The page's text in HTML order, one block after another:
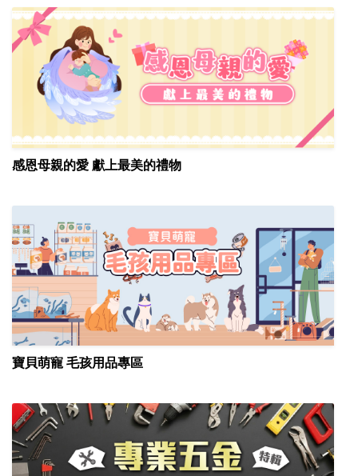
感恩母親的愛 獻上最美的禮物
寶貝萌寵 毛孩用品專區